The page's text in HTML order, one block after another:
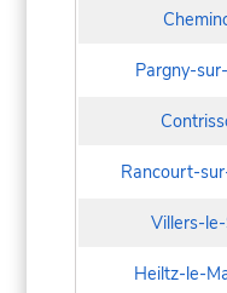
Pargny-
Rancourt-
Villers-
Heiltz-le-